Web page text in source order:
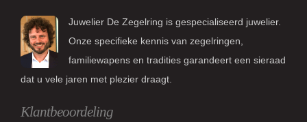
Juwelier De Zegelring is gespecialiseerd juwelier.
Onze specifieke kennis van zegelringen,
familiewapens en tradities garandeert een sieraad
dat u vele jaren met plezier draagt.
Klantbeoordeling